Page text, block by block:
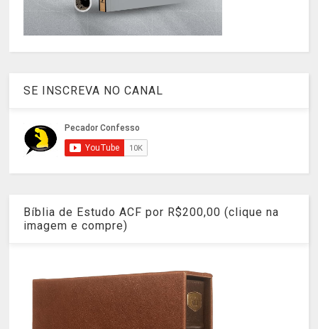
SE INSCREVA NO CANAL
Bíblia de Estudo ACF por R$200,00 (clique na
imagem e compre)